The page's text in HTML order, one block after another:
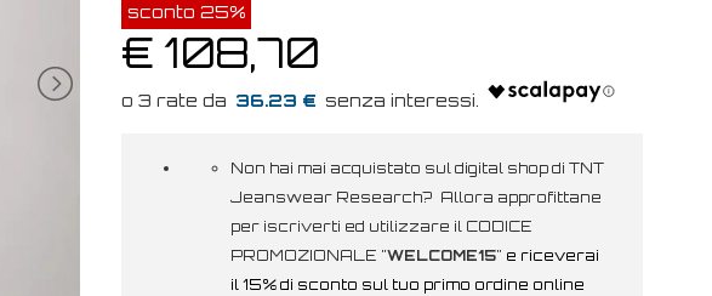
sconto 25%
€ 108,70
36.23 €
Non hai mai acquistato sul digital shop di TNT
Jeanswear Research? Allora approfittane
per iscriverti ed utilizzare il CODICE
PROMOZIONALE "WELCOME15" e riceverai
il 15% di sconto sul tuo primo ordine online